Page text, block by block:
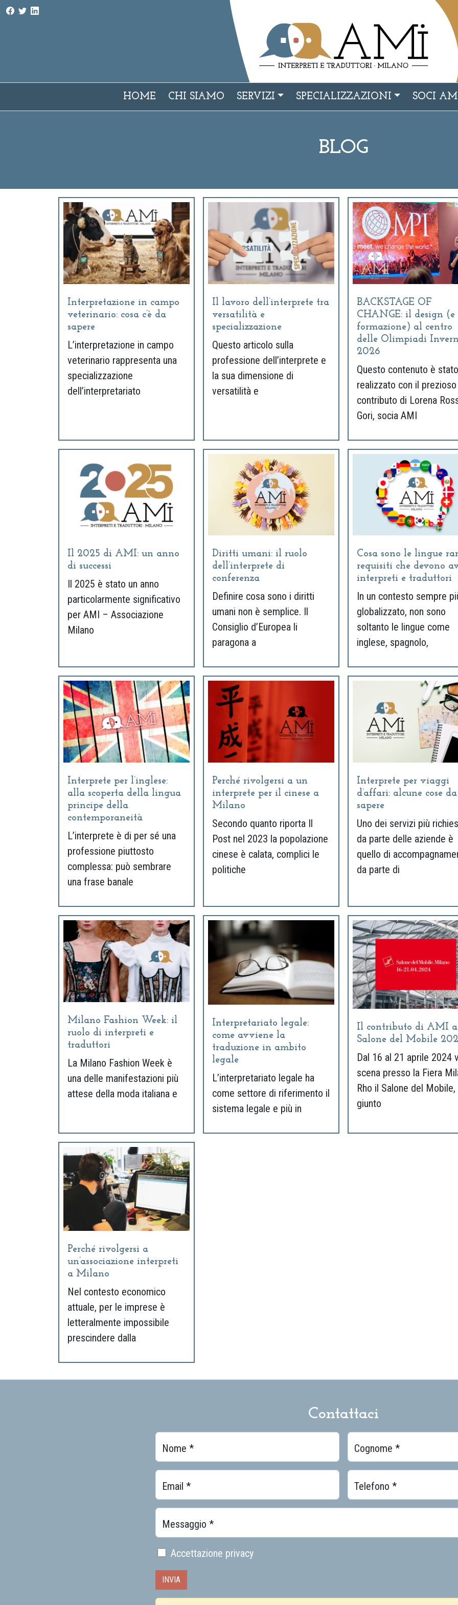
HOME CHI SIAMO SERVIZI SPECIALIZZAZIONI SOCI
BLOG
Interpretazione in campo
veterinario: cosa c’è da
sapere
L’interpretazione in campo
veterinario rappresenta una
specializzazione
dell’interpretariato
Il lavoro dell’interprete tra
versatilità e
specializzazione
Questo articolo sulla
professione dell’interprete e
la sua dimensione di
versatilità e
BACKSTAGE OF
CHANGE: il design (e
formazione) al centro
delle Olimpiadi
2026
Questo contenuto è stato
realizzato con il prezioso
contributo di Lorena
Gori, socia AMI
Il 2025 di AMI: un anno
di successi
Il 2025 è stato un anno
particolarmente significativo
per AMI – Associazione
Milano
Diritti umani: il ruolo
dell’interprete di
conferenza
Definire cosa sono i diritti
umani non è semplice. Il
Consiglio d’Europea li
paragona a
Cosa sono le lingue
requisiti che devono
interpreti e traduttori
In un contesto sempre
globalizzato, non sono
soltanto le lingue come
inglese, spagnolo,
Interprete per l’inglese:
alla scoperta della lingua
principe della
contemporaneità
L’interprete è di per sé una
professione piuttosto
complessa: può sembrare
una frase banale
Perché rivolgersi a un
interprete per il cinese a
Milano
Secondo quanto riporta Il
Post nel 2023 la popolazione
cinese è calata, complici le
politiche
Interprete per viaggi
d’affari: alcune cose da
sapere
Uno dei servizi più
da parte delle aziende è
quello di
da parte di
Milano Fashion Week: il
ruolo di interpreti e
traduttori
La Milano Fashion Week è
una delle manifestazioni più
attese della moda italiana e
Interpretariato legale:
come avviene la
traduzione in ambito
legale
L’interpretariato legale ha
come settore di riferimento il
sistema legale e più in
Il contributo di AMI
Salone del Mobile
Dal 16 al 21 aprile 2024
scena presso la Fiera
Rho il Salone del Mobile,
giunto
Perché rivolgersi a
un’associazione interpreti
a Milano
Nel contesto economico
attuale, per le imprese è
letteralmente impossibile
prescindere dalla
Contattaci
Nome * Cognome *
Email * Telefono *
Messaggio *
Accettazione privacy